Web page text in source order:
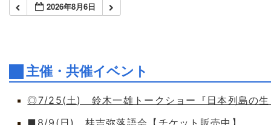
2026年8月6日
主催・共催イベント
◎7/25(土) 鈴木一雄トークショー『日本列島の生
■8/9(日) 桂吉弥落語会【チケット販売中】